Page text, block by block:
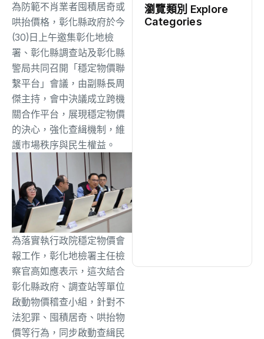
為防範不肖業者囤積居奇或
哄抬價格，彰化縣政府於今
(30)日上午邀集彰化地檢
署、彰化縣調查站及彰化縣
警局共同召開「穩定物價聯
繫平台」會議，由副縣長周
傑主持，會中決議成立跨機
關合作平台，展現穩定物價
的決心，強化查緝機制，維
護市場秩序與民生權益。
為落實執行政院穩定物價會
報工作，彰化地檢署主任檢
察官高如應表示，這次結合
彰化縣政府、調查站等單位
啟動物價稽查小組，針對不
法犯罪、囤積居奇、哄抬物
價等行為，同步啟動查緝民
瀏覽類別 Explore
Categories